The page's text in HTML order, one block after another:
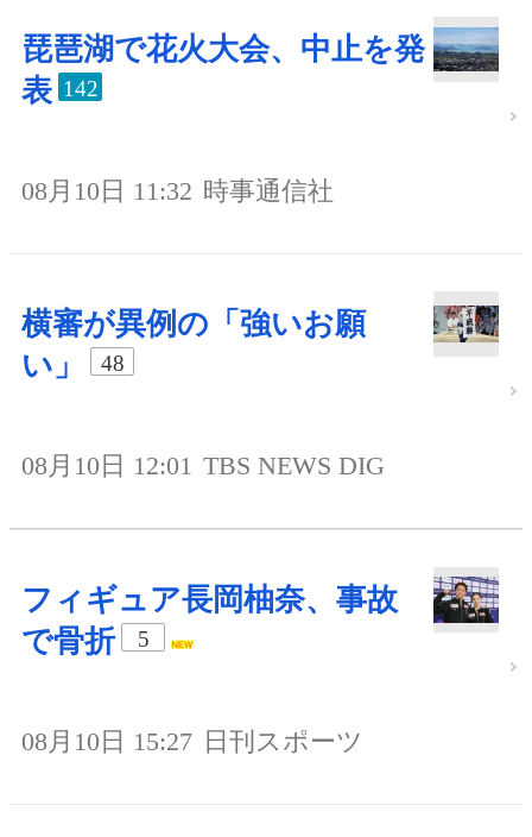
琵琶湖で花火大会、中止を発
表 142
08月10日 11:32 時事通信社
横審が異例の「強いお願
い」
48
08月10日 12:01 TBS NEWS DIG
フィギュア長岡柚奈、事故
で骨折
5
08月10日 15:27 日刊スポーツ